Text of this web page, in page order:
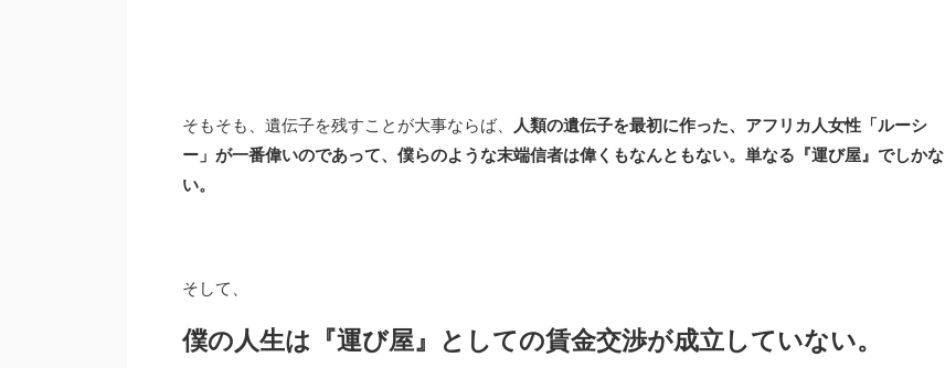
そもそも、遺伝子を残すことが大事ならば、
人類の遺伝子を最初に作った、アフリカ人女性「ルーシ
ー」が一番偉いのであって、僕らのような末端信者は偉くもなんともない。単なる『運び屋』でしかな
い。
そして、
僕の人生は『運び屋』としての賃金交渉が成立していない。